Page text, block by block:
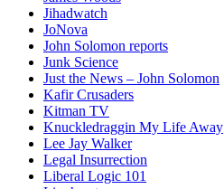
Jihadwatch
JoNova
John Solomon reports
Junk Science
Just the News – John Solomon
Kafir Crusaders
Kitman TV
Knuckledraggin My Life Away
Lee Jay Walker
Legal Insurrection
Liberal Logic 101